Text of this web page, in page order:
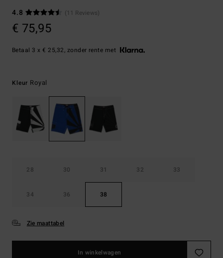
4.8
(11 Reviews)
€ 75,95
Betaal 3 x € 25,32, zonder rente met
Kleur Royal
28 30 31 32 33
34 36 38
Zie maattabel
In winkelwagen